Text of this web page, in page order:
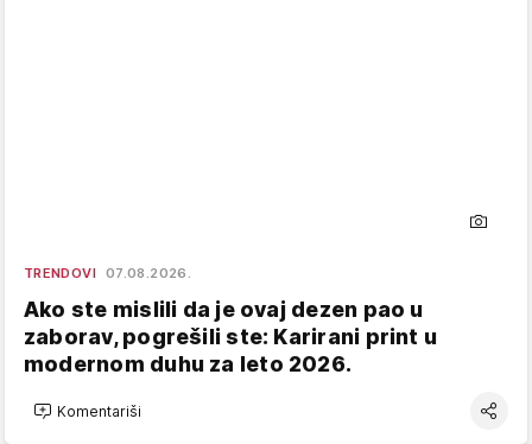
TRENDOVI 07.08.2026.
Ako ste mislili da je ovaj dezen pao u
zaborav, pogrešili ste: Karirani print u
modernom duhu za leto 2026.
Komentariši